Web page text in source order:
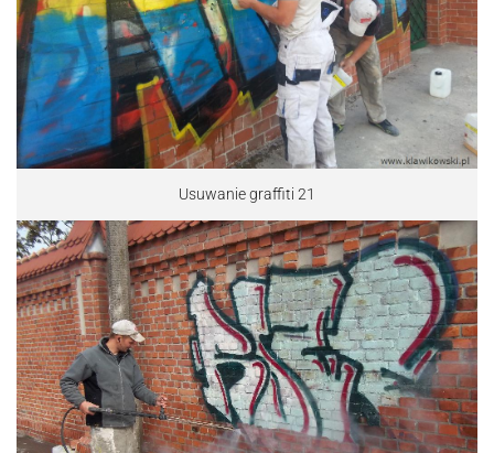
Usuwanie graffiti 21